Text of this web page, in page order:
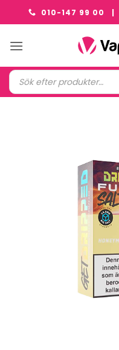
to
010-147 99 00 |
Produktsökning